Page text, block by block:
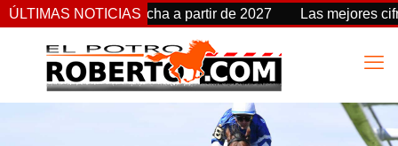
ÚLTIMAS NOTICIAS
Stakes cambia de fecha a partir de 2027 Las mejores